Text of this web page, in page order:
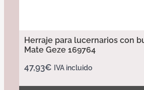
Herraje para lucernarios con
Mate Geze 169764
47,93€ IVA incluido